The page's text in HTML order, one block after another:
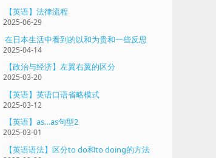
【英语】法律流程
2025-06-29
在日本生活中看到的以和为贵和一些反思
2025-04-14
【政治与经济】左翼右翼的区分
2025-03-20
【英语】英语口语省略模式
2025-03-12
【英语】as…as句型2
2025-03-01
【英语语法】区分to do和to doing的方法